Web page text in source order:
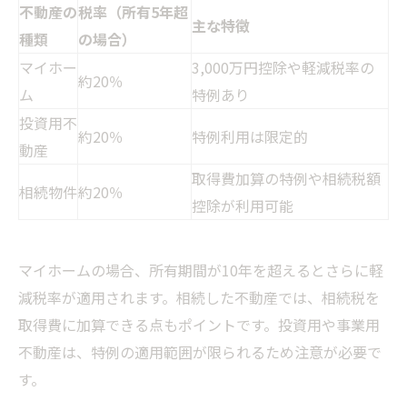
不動産の
種類
税率（所有5年超
の場合）
主な特徴
マイホー
ム
約20％
3,000万円控除や軽減税率の
特例あり
投資用不
動産
約20％ 特例利用は限定的
相続物件約20％
取得費加算の特例や相続税額
控除が利用可能
マイホームの場合、所有期間が10年を超えるとさらに軽
減税率が適用されます。相続した不動産では、相続税を
取得費に加算できる点もポイントです。投資用や事業用
不動産は、特例の適用範囲が限られるため注意が必要で
す。